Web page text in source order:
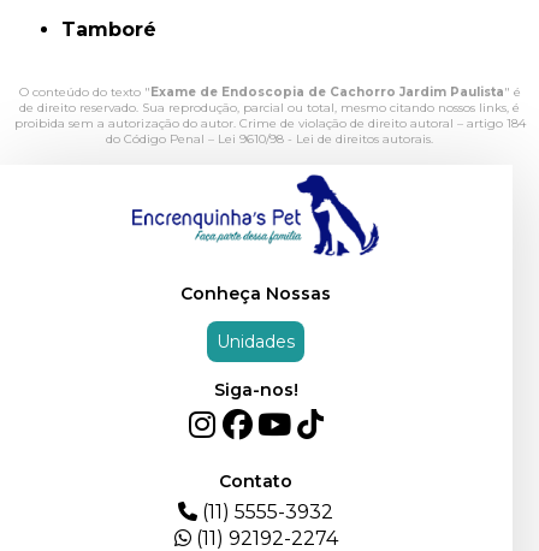
Tamboré
O conteúdo do texto "Exame de Endoscopia de Cachorro Jardim Paulista" é
de direito reservado. Sua reprodução, parcial ou total, mesmo citando nossos links, é
proibida sem a autorização do autor. Crime de violação de direito autoral – artigo 184
do Código Penal – Lei 9610/98 - Lei de direitos autorais.
Conheça Nossas
Unidades
Siga-nos!
Contato
(11) 5555-3932
(11) 92192-2274